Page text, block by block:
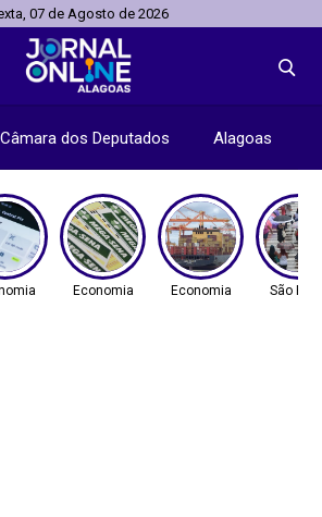
07 de Agosto de 2026
Câmara dos Deputados Alagoas
Economia Economia São